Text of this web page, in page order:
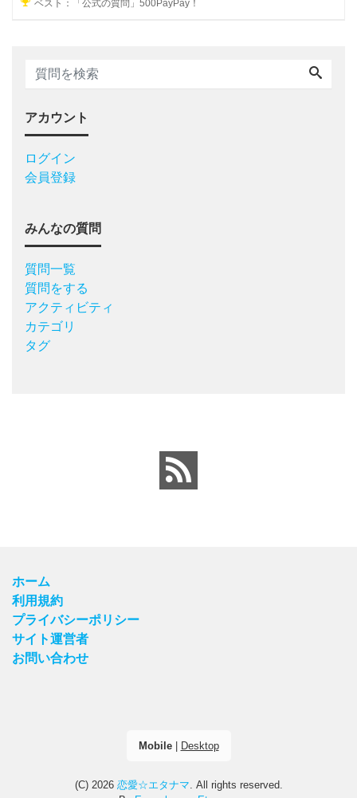
ベスト：「公式の質問」500PayPay！
アカウント
ログイン
会員登録
みんなの質問
質問一覧
質問をする
アクティビティ
カテゴリ
タグ
ホーム
利用規約
プライバシーポリシー
サイト運営者
お問い合わせ
Mobile| Desktop
(C) 2026 恋愛☆エタナマ . All rights reserved.